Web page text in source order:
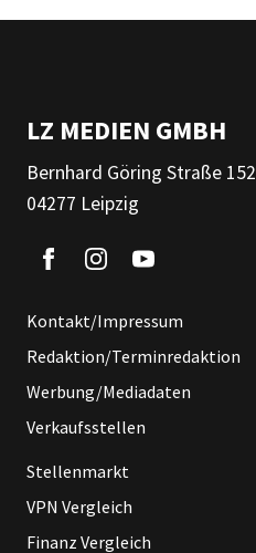
LZ MEDIEN GMBH
Bernhard Göring Straße 152
04277 Leipzig
Kontakt/Impressum
Redaktion/Terminredaktion
Werbung/Mediadaten
Verkaufsstellen
Stellenmarkt
VPN Vergleich
Finanz Vergleich